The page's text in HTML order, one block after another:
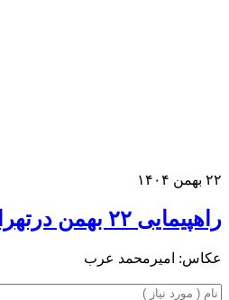
۱۴۰۴
۲۲ بهمن درتهران
امیرمحمد عرب